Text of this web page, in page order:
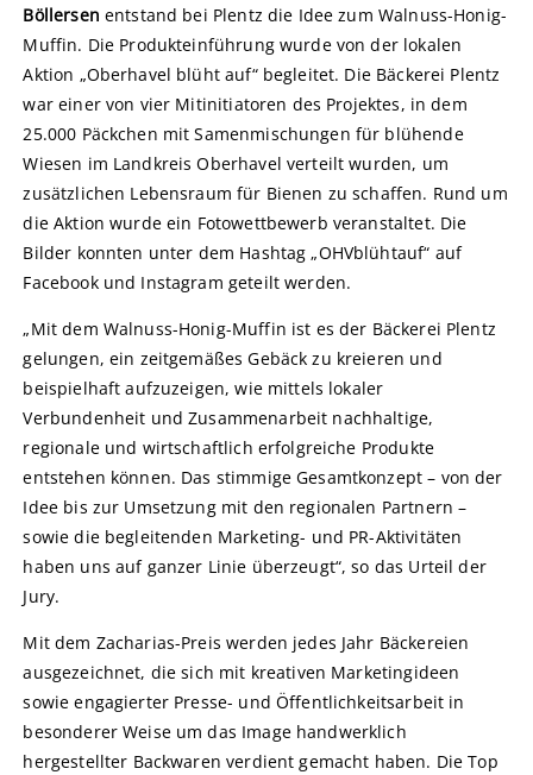
Böllersen entstand bei Plentz die Idee zum Walnuss-Honig-
Muffin. Die Produkteinführung wurde von der lokalen
Aktion „Oberhavel blüht auf“ begleitet. Die Bäckerei Plentz
war einer von vier Mitinitiatoren des Projektes, in dem
25.000 Päckchen mit Samenmischungen für blühende
Wiesen im Landkreis Oberhavel verteilt wurden, um
zusätzlichen Lebensraum für Bienen zu schaffen. Rund um
die Aktion wurde ein Fotowettbewerb veranstaltet. Die
Bilder konnten unter dem Hashtag „OHVblühtauf“ auf
Facebook und Instagram geteilt werden.
„Mit dem Walnuss-Honig-Muffin ist es der Bäckerei Plentz
gelungen, ein zeitgemäßes Gebäck zu kreieren und
beispielhaft aufzuzeigen, wie mittels lokaler
Verbundenheit und Zusammenarbeit nachhaltige,
regionale und wirtschaftlich erfolgreiche Produkte
entstehen können. Das stimmige Gesamtkonzept – von der
Idee bis zur Umsetzung mit den regionalen Partnern –
sowie die begleitenden Marketing- und PR-Aktivitäten
haben uns auf ganzer Linie überzeugt“, so das Urteil der
Jury.
Mit dem Zacharias-Preis werden jedes Jahr Bäckereien
ausgezeichnet, die sich mit kreativen Marketingideen
sowie engagierter Presse- und Öffentlichkeitsarbeit in
besonderer Weise um das Image handwerklich
hergestellter Backwaren verdient gemacht haben. Die Top